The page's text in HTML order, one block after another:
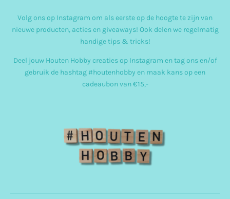
t
a
g
r
a
Volg ons op Instagram om als eerste op de hoogte te zijn van
nieuwe producten, acties en giveaways! Ook delen we regelmatig
handige tips & tricks!
Deel jouw Houten Hobby creaties op Instagram en tag ons en/of
gebruik de hashtag #houtenhobby en maak kans op een
cadeaubon van €15,-